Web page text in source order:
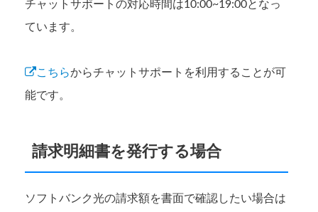
チャットサポートの対応時間は10:00~19:00となっ
ています。
こちらからチャットサポートを利用することが可
能です。
請求明細書を発行する場合
ソフトバンク光の請求額を書面で確認したい場合は